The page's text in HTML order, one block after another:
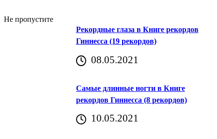
Не пропустите
Рекордные глаза в Книге рекордов
Гиннесса (19 рекордов)
08.05.2021
Самые длинные ногти в Книге
рекордов Гиннесса (8 рекордов)
10.05.2021